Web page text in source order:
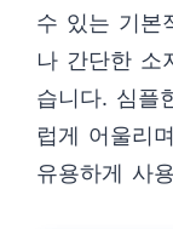
수 있는 기본
나 간단한 소
습니다. 심플
럽게 어울리
유용하게 사